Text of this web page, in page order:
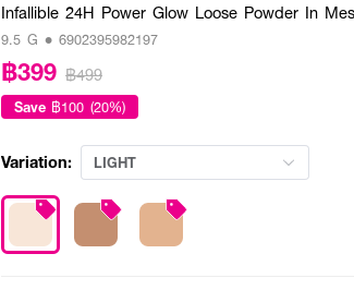
Infallible 24H Power Glow Loose Powder In
9.5 G • 6902395982197
฿399 ฿499
Save ฿100 (20%)
Variation: LIGHT